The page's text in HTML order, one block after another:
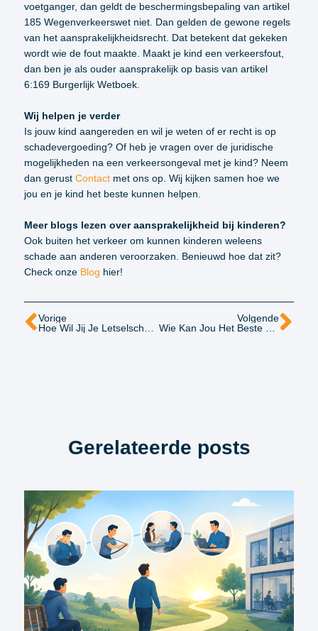
voetganger, dan geldt de beschermingsbepaling van artikel
185 Wegenverkeerswet niet. Dan gelden de gewone regels
van het aansprakelijkheidsrecht. Dat betekent dat gekeken
wordt wie de fout maakte. Maakt je kind een verkeersfout,
dan ben je als ouder aansprakelijk op basis van artikel
6:169 Burgerlijk Wetboek.
Wij helpen je verder
Is jouw kind aangereden en wil je weten of er recht is op
schadevergoeding? Of heb je vragen over de juridische
mogelijkheden na een verkeersongeval met je kind? Neem
dan gerust Contactmet ons op. Wij kijken samen hoe we
jou en je kind het beste kunnen helpen.
Meer blogs lezen over aansprakelijkheid bij kinderen?
Ook buiten het verkeer om kunnen kinderen weleens
schade aan anderen veroorzaken. Benieuwd hoe dat zit?
Check onze Blog hier!
Vorige
Hoe Wil Jij Je Letselschadezaak Afwikkelen: Met Een Som Ineens Of Met Periodieke Uitkeringen?
Volgende
Wie Kan Jou Het Beste Bijstaan Na Een Ongeval: Een Jurist, Letselschadespecialist Of Een Advocaat?
Gerelateerde posts